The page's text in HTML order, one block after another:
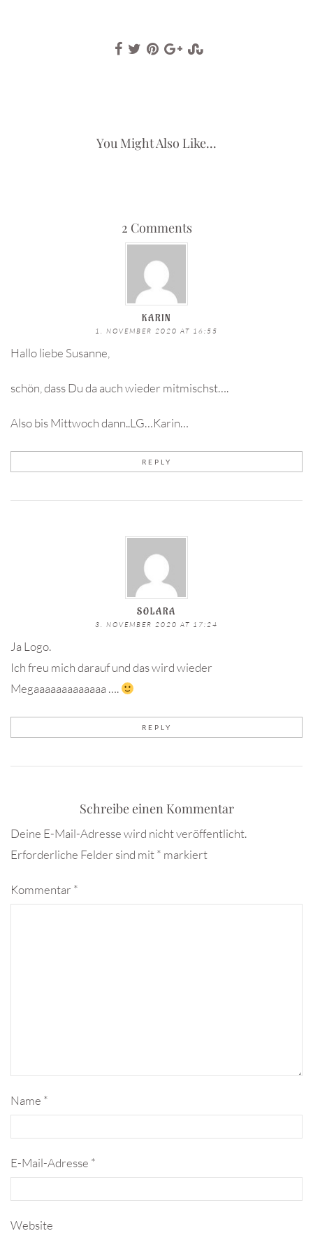
You Might Also Like...
2 Comments
KARIN
1. NOVEMBER 2020 AT 16:55
Hallo liebe Susanne,
schön, dass Du da auch wieder mitmischst….
Also bis Mittwoch dann..LG…Karin…
REPLY
SOLARA
3. NOVEMBER 2020 AT 17:24
Ja Logo.
Ich freu mich darauf und das wird wieder
Megaaaaaaaaaaaaa ….
REPLY
Schreibe einen Kommentar
Deine E-Mail-Adresse wird nicht veröffentlicht.
Erforderliche Felder sind mit* markiert
Kommentar *
Name *
E-Mail-Adresse *
Website